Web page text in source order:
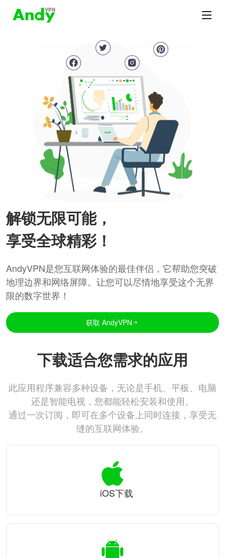
解锁无限可能，
享受全球精彩！
AndyVPN是您互联网体验的最佳伴侣，它帮助您突破
地理边界和网络屏障。让您可以尽情地享受这个无界
限的数字世界！
获取 AndyVPN
下载适合您需求的应用
此应用程序兼容多种设备，无论是手机、平板、电脑
还是智能电视，您都能轻松安装和使用。
通过一次订阅，即可在多个设备上同时连接，享受无
缝的互联网体验。
iOS下载